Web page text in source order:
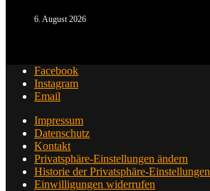
6. August 2026
Facebook
Instagram
Email
Impressum
Datenschutz
Kontakt
Privatsphäre-Einstellungen ändern
Historie der Privatsphäre-Einstellungen
Einwilligungen widerrufen